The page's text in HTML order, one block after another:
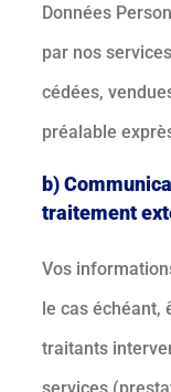
Données
par nos
cédées,
préalable
b)
traitement
Vos
le cas échéant,
traitants